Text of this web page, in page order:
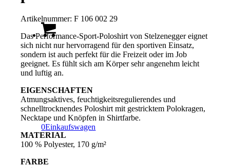
0Einkaufswagen
Artikelnummer:F 106 002 29
Das Performance-Sport-Poloshirt von Stelzenegger eignet
sich nicht nur hervorragend für den sportiven Einsatz,
sondern ist auch perfekt für die Freizeit oder im Job
geeignet. Es fühlt sich am Körper sehr angenehm leicht
und luftig an.
EIGENSCHAFTEN
Atmungsaktives, feuchtigkeitsregulierendes und
schnelltrocknendes Poloshirt mit gestricktem Polokragen,
Necktape und Knöpfen in Shirtfarbe.
MATERIAL
100 % Polyester, 170 g/m²
FARBE